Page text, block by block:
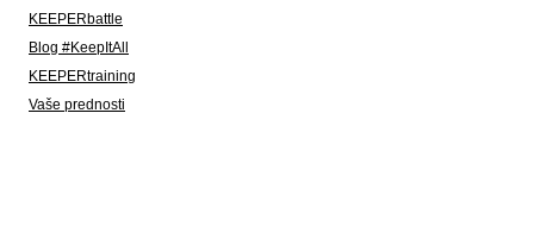
KEEPERbattle
Blog #KeepItAll
KEEPERtraining
Vaše prednosti